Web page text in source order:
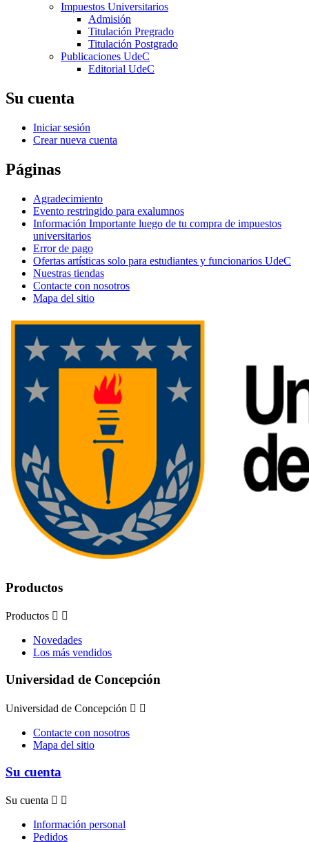
Impuestos Universitarios
Admisión
Titulación Pregrado
Titulación Postgrado
Publicaciones UdeC
Editorial UdeC
Su cuenta
Iniciar sesión
Crear nueva cuenta
Páginas
Agradecimiento
Evento restringido para exalumnos
Información Importante luego de tu compra de impuestos
universitarios
Error de pago
Ofertas artísticas solo para estudiantes y funcionarios UdeC
Nuestras tiendas
Contacte con nosotros
Mapa del sitio
Productos
Productos  
Novedades
Los más vendidos
Universidad de Concepción
Universidad de Concepción  
Contacte con nosotros
Mapa del sitio
Su cuenta
Su cuenta  
Información personal
Pedidos